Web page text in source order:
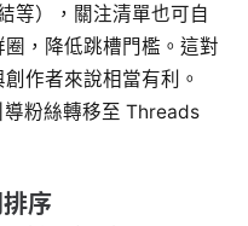
等），關注清單也可自
，降低跳槽門檻。這對
作者來說相當有利。
導粉絲轉移至 Threads
序